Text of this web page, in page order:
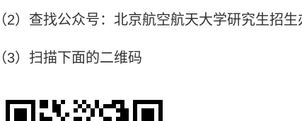
（2）查找公众号：北京航空航天大学研究生招生
（3）扫描下面的二维码